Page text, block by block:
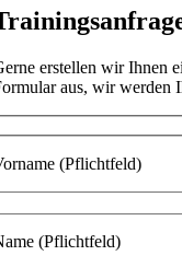
erstellen wir Ihnen
aus, wir werden
(Pflichtfeld)
(Pflichtfeld)